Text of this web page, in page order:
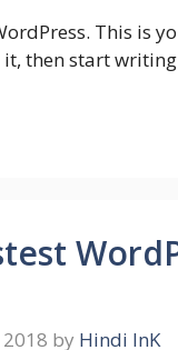
This is
it, then start
by Hindi InK